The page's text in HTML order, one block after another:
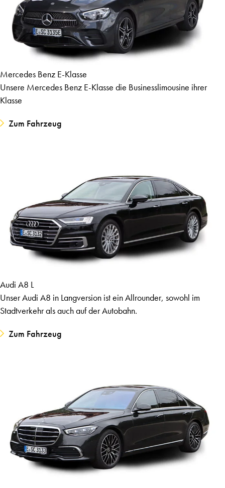
Mercedes Benz E-Klasse
Unsere Mercedes Benz E-Klasse die Businesslimousine ihrer
Klasse
Zum Fahrzeug
Audi A8 L
Unser Audi A8 in Langversion ist ein Allrounder, sowohl im
Stadtverkehr als auch auf der Autobahn.
Zum Fahrzeug